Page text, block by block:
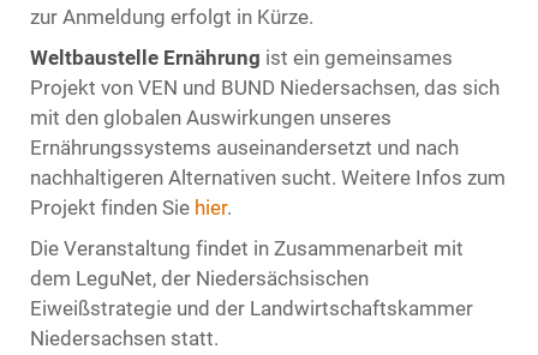
zur Anmeldung erfolgt in Kürze.
Weltbaustelle Ernährung ist ein gemeinsames
Projekt von VEN und BUND Niedersachsen, das sich
mit den globalen Auswirkungen unseres
Ernährungssystems auseinandersetzt und nach
nachhaltigeren Alternativen sucht. Weitere Infos zum
Projekt finden Sie hier.
Die Veranstaltung findet in Zusammenarbeit mit
dem LeguNet, der Niedersächsischen
Eiweißstrategie und der Landwirtschaftskammer
Niedersachsen statt.